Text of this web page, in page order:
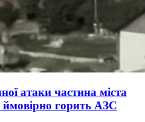
атаки частина міста
ймовірно горить АЗС